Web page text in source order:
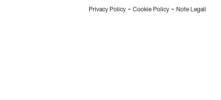
Privacy Policy - Cookie Policy - Note Legali